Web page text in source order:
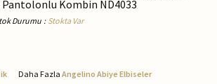
Kombin ND4033
Durumu : Stokta Var
Daha Fazla Angelino Abiye Elbiseler